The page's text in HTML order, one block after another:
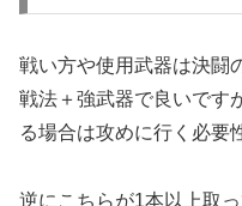
戦い方や使用武器は決闘
戦法＋強武器で良いです
る場合は攻めに行く必要
逆にこちらが1本以上取